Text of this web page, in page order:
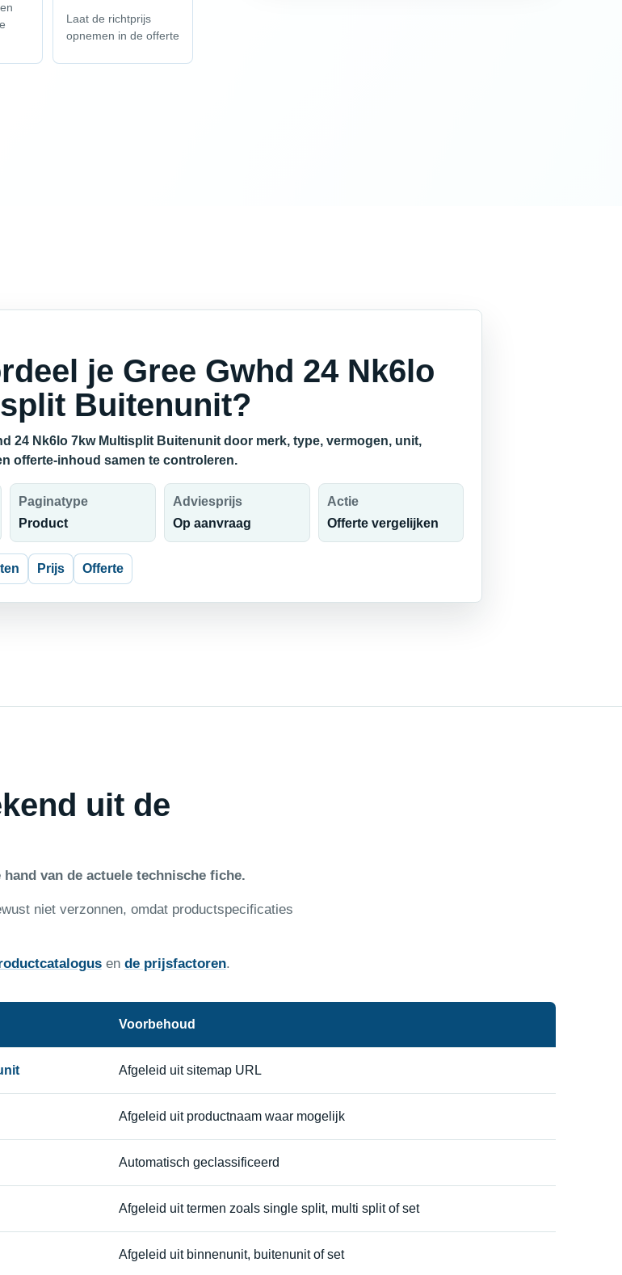
Laat de richtprijs
opnemen in de offerte
je Gree Gwhd 24 Nk6lo
Buitenunit?
24 Nk6lo 7kw Multisplit Buitenunit door merk, type, vermogen, unit,
offerte-inhoud samen te controleren.
Paginatype
Product
Adviesprijs
Op aanvraag
Actie
Offerte vergelijken
Prijs Offerte
uit de
van de actuele technische fiche.
niet verzonnen, omdat productspecificaties
en de prijsfactoren.
Voorbehoud
Afgeleid uit sitemap URL
Afgeleid uit productnaam waar mogelijk
Automatisch geclassificeerd
Afgeleid uit termen zoals single split, multi split of set
Afgeleid uit binnenunit, buitenunit of set